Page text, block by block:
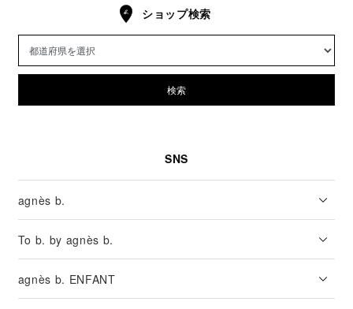
ショップ検索
検索
SNS
agnès b.
To b. by agnès b.
agnès b. ENFANT